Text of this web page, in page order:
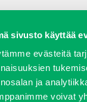
sivusto käyttää
evästeitä
ja
voivat
Kalusteet